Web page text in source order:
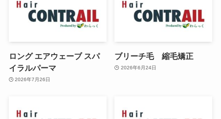
ロング エアウェーブ スパ
イラルパーマ
2026年7月26日
ブリーチ毛 縮毛矯正
2026年6月24日